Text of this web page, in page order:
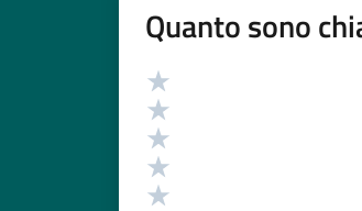
Quanto sono
Valutazione